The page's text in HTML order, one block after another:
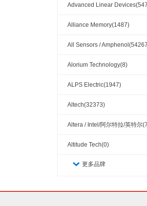
Advanced Linear
Alliance Memory(1487)
All Sensors /
Alorium Technology(8)
ALPS Electric(1947)
Altech(32373)
Altera / Intel/阿尔特拉/英特尔
Altitude Tech(0)
更多品牌